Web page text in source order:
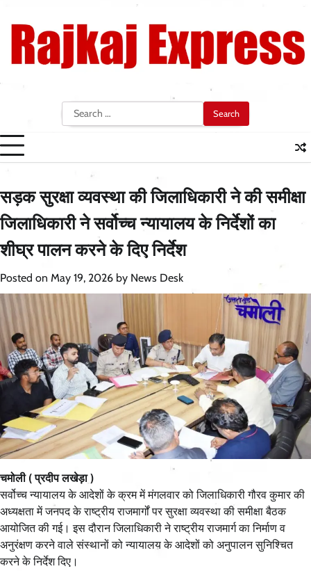
content
Search
for:
सड़क सुरक्षा व्यवस्था की जिलाधिकारी ने की समीक्षा
जिलाधिकारी ने सर्वोच्च न्यायालय के निर्देशों का
शीघ्र पालन करने के दिए निर्देश
Posted on May 19, 2026 by News Desk
चमोली ( प्रदीप लखेड़ा )
सर्वोच्च न्यायालय के आदेशों के क्रम में मंगलवार को जिलाधिकारी गौरव कुमार की
अध्यक्षता में जनपद के राष्ट्रीय राजमार्गों पर सुरक्षा व्यवस्था की समीक्षा बैठक
आयोजित की गई। इस दौरान जिलाधिकारी ने राष्ट्रीय राजमार्ग का निर्माण व
अनुरंक्षण करने वाले संस्थानों को न्यायालय के आदेशों को अनुपालन सुनिश्चित
करने के निर्देश दिए।